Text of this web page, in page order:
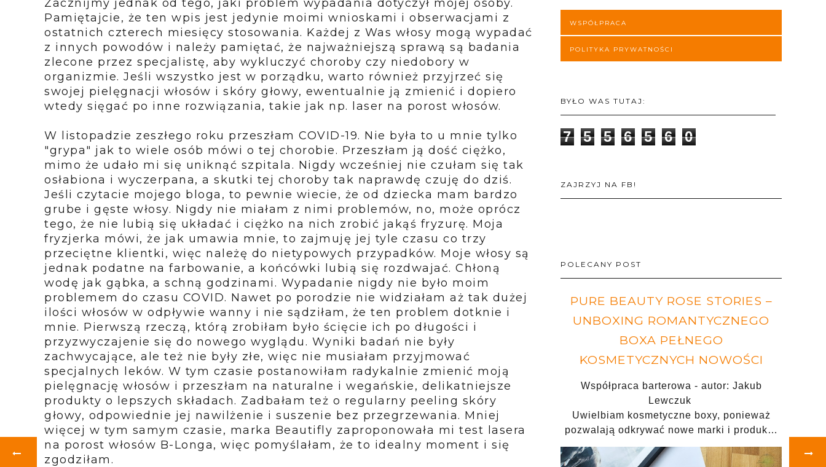
Zacznijmy jednak od tego, jaki problem wypadania dotyczył mojej osoby.
Pamiętajcie, że ten wpis jest jedynie moimi wnioskami i obserwacjami z
ostatnich czterech miesięcy stosowania. Każdej z Was włosy mogą wypadać
z innych powodów i należy pamiętać, że najważniejszą sprawą są badania
zlecone przez specjalistę, aby wykluczyć choroby czy niedobory w
organizmie. Jeśli wszystko jest w porządku, warto również przyjrzeć się
swojej pielęgnacji włosów i skóry głowy, ewentualnie ją zmienić i dopiero
wtedy sięgać po inne rozwiązania, takie jak np. laser na porost włosów.
W listopadzie zeszłego roku przeszłam COVID-19. Nie była to u mnie tylko
"grypa" jak to wiele osób mówi o tej chorobie. Przeszłam ją dość ciężko,
mimo że udało mi się uniknąć szpitala. Nigdy wcześniej nie czułam się tak
osłabiona i wyczerpana, a skutki tej choroby tak naprawdę czuję do dziś.
Jeśli czytacie mojego bloga, to pewnie wiecie, że od dziecka mam bardzo
grube i gęste włosy. Nigdy nie miałam z nimi problemów, no, może oprócz
tego, że nie lubią się układać i ciężko na nich zrobić jakąś fryzurę. Moja
fryzjerka mówi, że jak umawia mnie, to zajmuję jej tyle czasu co trzy
przeciętne klientki, więc należę do nietypowych przypadków. Moje włosy są
jednak podatne na farbowanie, a końcówki lubią się rozdwajać. Chłoną
wodę jak gąbka, a schną godzinami. Wypadanie nigdy nie było moim
problemem do czasu COVID. Nawet po porodzie nie widziałam aż tak dużej
ilości włosów w odpływie wanny i nie sądziłam, że ten problem dotknie i
mnie. Pierwszą rzeczą, którą zrobiłam było ścięcie ich po długości i
przyzwyczajenie się do nowego wyglądu. Wyniki badań nie były
zachwycające, ale też nie były złe, więc nie musiałam przyjmować
specjalnych leków. W tym czasie postanowiłam radykalnie zmienić moją
pielęgnację włosów i przeszłam na naturalne i wegańskie, delikatniejsze
produkty o lepszych składach. Zadbałam też o regularny peeling skóry
głowy, odpowiednie jej nawilżenie i suszenie bez przegrzewania. Mniej
więcej w tym samym czasie, marka Beautifly zaproponowała mi test lasera
na porost włosów B-Longa, więc pomyślałam, że to idealny moment i się
zgodziłam.
WSPÓŁPRACA
POLITYKA PRYWATNOŚCI
BYŁO WAS TUTAJ:
7 5 5 6 5 6 0
ZAJRZYJ NA FB!
POLECANY POST
PURE BEAUTY ROSE STORIES –
UNBOXING ROMANTYCZNEGO
BOXA PEŁNEGO
KOSMETYCZNYCH NOWOŚCI
Współpraca barterowa - autor: Jakub
Lewczuk
Uwielbiam kosmetyczne boxy, ponieważ
pozwalają odkrywać nowe marki i produk…